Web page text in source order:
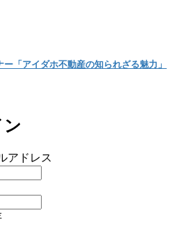
「アイダホ不動産の知られざる魅力」
アドレス